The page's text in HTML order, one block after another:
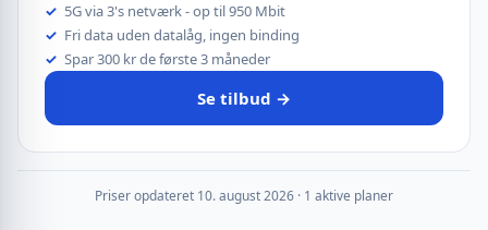
5G via 3's netværk - op til 950 Mbit
Fri data uden datalåg, ingen binding
Spar 300 kr de første 3 måneder
Se tilbud →
Priser opdateret 10. august 2026 · 1 aktive planer